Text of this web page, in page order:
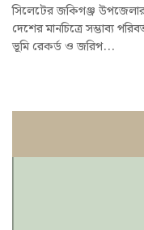
সিলেটের জকিগঞ্জ
দেশের মানচিত্রে সম্ভাব্য
ভূমি রেকর্ড ও জরিপ...